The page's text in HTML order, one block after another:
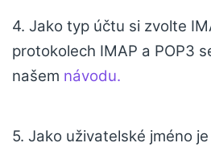
4. Jako typ účtu si zvolte
protokolech IMAP a POP3
našem návodu.
5. Jako uživatelské jméno